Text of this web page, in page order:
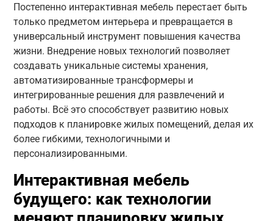
Постепенно интерактивная мебель перестает быть
только предметом интерьера и превращается в
универсальный инструмент повышения качества
жизни. Внедрение новых технологий позволяет
создавать уникальные системы хранения,
автоматизированные трансформеры и
интегрированные решения для развлечений и
работы. Всё это способствует развитию новых
подходов к планировке жилых помещений, делая их
более гибкими, технологичными и
персонализированными.
Интерактивная мебель
будущего: как технологии